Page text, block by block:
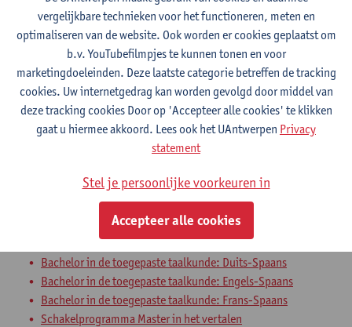
management
Sociedad y cultura en España: Destrezas
orales
Bachelor in de toegepaste taalkunde: Duits-Spaans
Bachelor in de toegepaste taalkunde: Engels-Spaans
Bachelor in de toegepaste taalkunde: Frans-Spaans
Sociedad y cultura en Hispanoamérica:
Destrezas orales
Bachelor in de toegepaste taalkunde: Duits-Spaans
Bachelor in de toegepaste taalkunde: Engels-Spaans
Bachelor in de toegepaste taalkunde: Frans-Spaans
Schakelprogramma Master in het vertalen
vergelijkbare technieken voor het functioneren, meten en
optimaliseren van de website. Ook worden er cookies geplaatst om
b.v. YouTubefilmpjes te kunnen tonen en voor
marketingdoeleinden. Deze laatste categorie betreffen de tracking
cookies. Uw internetgedrag kan worden gevolgd door middel van
deze tracking cookies Door op 'Accepteer alle cookies' te klikken
gaat u hiermee akkoord. Lees ook het UAntwerpen Privacy
statement
Stel je persoonlijke voorkeuren in
Accepteer alle cookies